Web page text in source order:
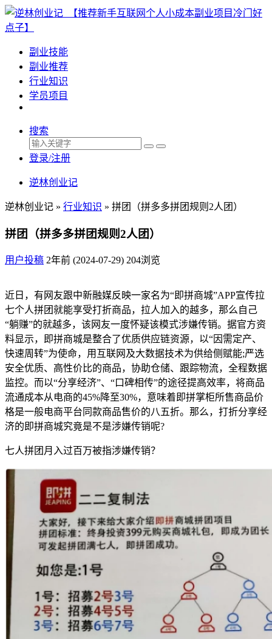
副业技能
副业推荐
行业知识
学员项目
搜索
登录/注册
逆林创业记
逆林创业记 » 行业知识 » 拼团（拼多多拼团规则2人团）
拼团（拼多多拼团规则2人团）
用户投稿 2年前 (2024-07-29) 204浏览
近日，有网友跟中新融媒反映一家名为“即拼商城”APP宣传拉
七个人拼团就能享受打折商品，拉人加入的越多，那么自己
“躺赚”的就越多，该网友一度怀疑该模式涉嫌传销。据官方资
料显示，即拼商城是整合了优质供应链资源，以“因需定产、
快速周转”为使命，用互联网及大数据技术为供给侧赋能;严选
安全优质、高性价比的商品，协助仓储、跟踪物流，全程数据
监控。而以“分享经济”、“口碑相传”的途径提高效率，将商品
流通成本从电商的45%降至30%，意味着即拼掌柜所售商品价
格是一般电商平台同款商品售价的八五折。那么，打折分享经
济的即拼商城究竟是不是涉嫌传销呢?
七人拼团月入过百万被指涉嫌传销？